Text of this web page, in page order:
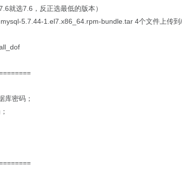
就选7.6，反正选最低的版本）
5.7.44-1.el7.x86_64.rpm-bundle.tar 4个文件上传
库密码；